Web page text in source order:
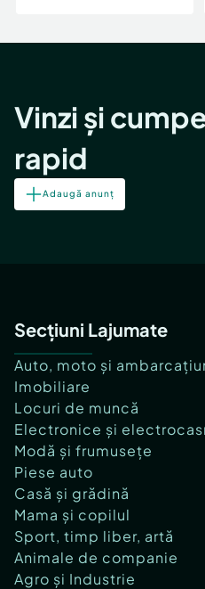
Vinzi și
rapid
Adaugă anunț
Secțiuni Lajumate
Auto, moto și
Imobiliare
Locuri de muncă
Electronice și
Modă și frumusețe
Piese auto
Casă și grădină
Mama și copilul
Sport, timp liber, artă
Animale de companie
Agro și Industrie